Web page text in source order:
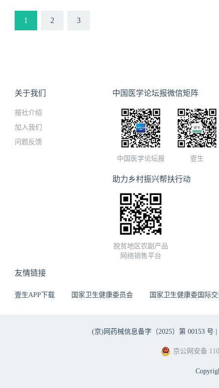
1 2 3
关于我们
报社介绍
加入我们
问题反馈
中国医学论坛报微信矩阵
中国医学论坛报 壹生
助力乡村振兴帮扶行动
脱贫地区农副产品
网络销售平台
友情链接
壹生APP下载 国家卫生健康委员会 国家卫生健康委国际
(京)网药械信息备字（2025）第 00153 号 |
京公网安备